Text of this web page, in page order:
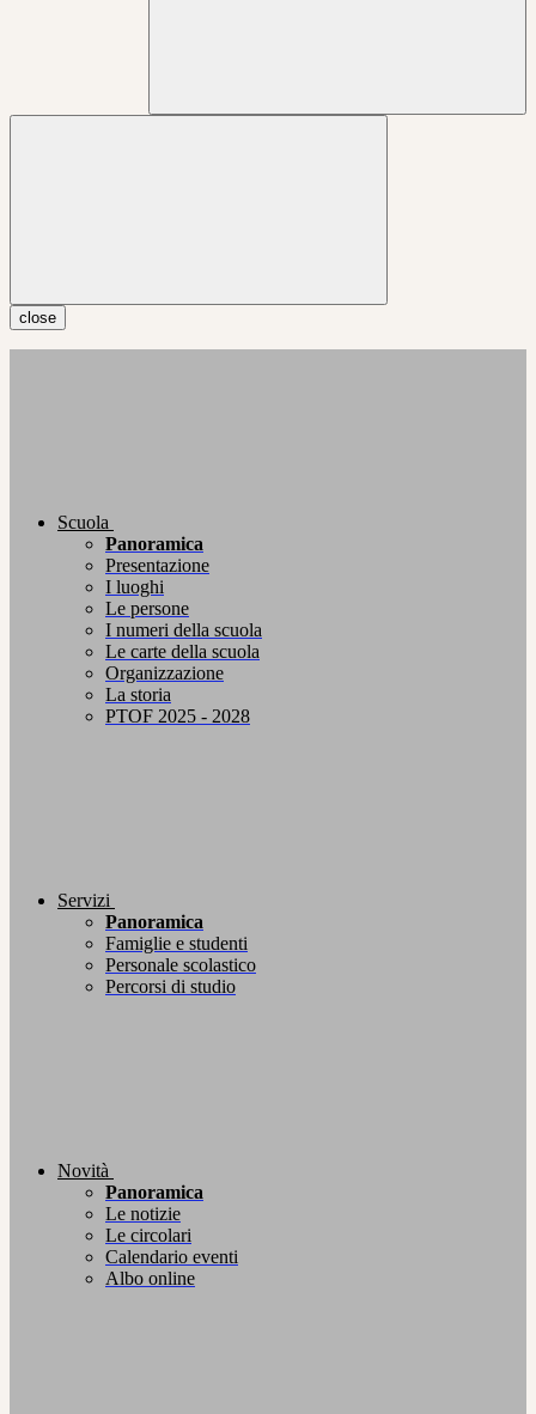
close
Scuola
Panoramica
Presentazione
I luoghi
Le persone
I numeri della scuola
Le carte della scuola
Organizzazione
La storia
PTOF 2025 - 2028
Servizi
Panoramica
Famiglie e studenti
Personale scolastico
Percorsi di studio
Novità
Panoramica
Le notizie
Le circolari
Calendario eventi
Albo online